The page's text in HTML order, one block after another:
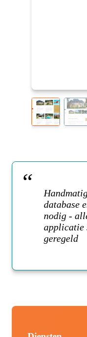
database
nodig -
applicatie
geregeld